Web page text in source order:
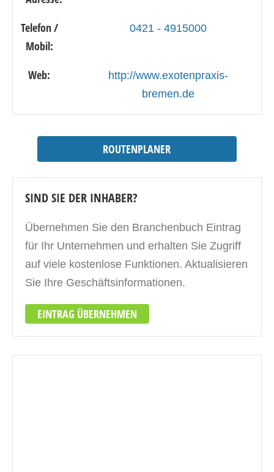
Telefon /
Mobil:
0421 - 4915000
Web:
http://www.exotenpraxis-
bremen.de
ROUTENPLANER
SIND SIE DER INHABER?
Übernehmen Sie den Branchenbuch Eintrag
für Ihr Unternehmen und erhalten Sie Zugriff
auf viele kostenlose Funktionen. Aktualisieren
Sie Ihre Geschäftsinformationen.
EINTRAG ÜBERNEHMEN